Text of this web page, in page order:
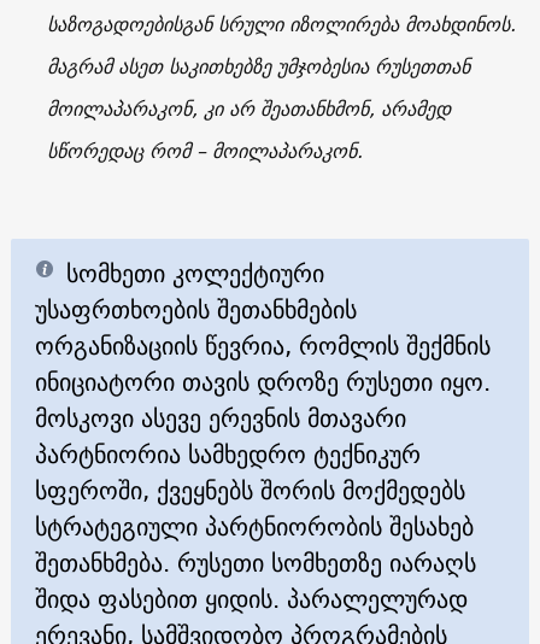
საზოგადოებისგან სრული იზოლირება მოახდინოს.
მაგრამ ასეთ საკითხებზე უმჯობესია რუსეთთან
მოილაპარაკონ, კი არ შეათანხმონ, არამედ
სწორედაც რომ – მოილაპარაკონ.
სომხეთი კოლექტიური
უსაფრთხოების შეთანხმების
ორგანიზაციის წევრია, რომლის შექმნის
ინიციატორი თავის დროზე რუსეთი იყო.
მოსკოვი ასევე ერევნის მთავარი
პარტნიორია სამხედრო ტექნიკურ
სფეროში, ქვეყნებს შორის მოქმედებს
სტრატეგიული პარტნიორობის შესახებ
შეთანხმება. რუსეთი სომხეთზე იარაღს
შიდა ფასებით ყიდის. პარალელურად
ერევანი, სამშვიდობო პროგრამების